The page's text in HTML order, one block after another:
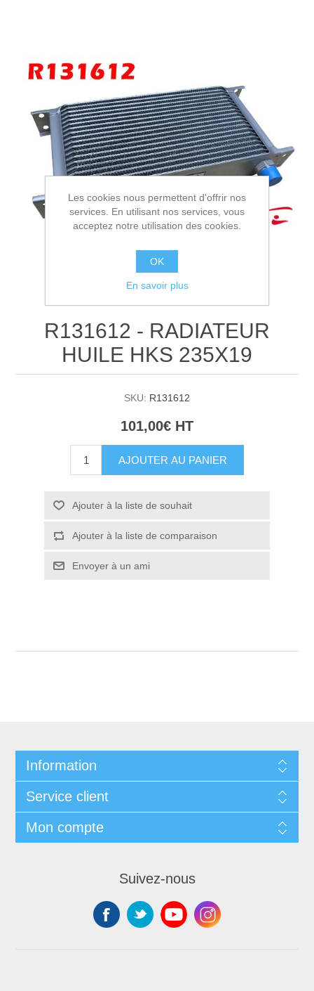
R131612 - RADIATEUR
HUILE HKS 235X19
SKU: R131612
101,00€ HT
AJOUTER AU PANIER
Ajouter à la liste de souhait
Ajouter à la liste de comparaison
Envoyer à un ami
Information
Service client
Mon compte
Suivez-nous
Les cookies nous permettent d'offrir nos
services. En utilisant nos services, vous
acceptez notre utilisation des cookies.
OK
En savoir plus